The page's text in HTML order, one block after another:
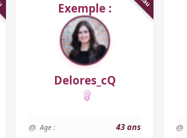
Exemple :
Delores_cQ
Age : 43 ans